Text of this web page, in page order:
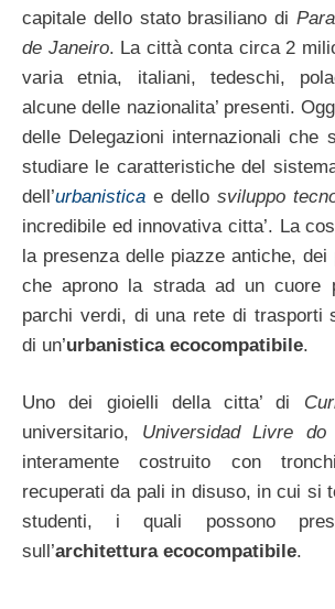
capitale dello stato brasiliano di
de Janeiro. La città conta circa 2
varia etnia, italiani, tedeschi,
alcune delle nazionalita’ presenti.
delle Delegazioni internazionali che
studiare le caratteristiche del
dell’urbanistica e dello sviluppo
incredibile ed innovativa citta’. La
la presenza delle piazze antiche, dei
che aprono la strada ad un cuore
parchi verdi, di una rete di trasporti
di un’urbanistica ecocompatibile.
Uno dei gioielli della citta’ di
universitario, Universidad Livre do
interamente costruito con
recuperati da pali in disuso, in cui si
studenti, i quali possono
sull’architettura ecocompatibile.